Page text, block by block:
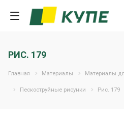
РИС. 179
Главная Материалы Материалы
Пескоструйные рисунки Рис. 179